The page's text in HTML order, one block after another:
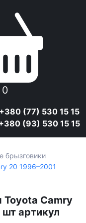
0
+380 (77) 530 15 15
(93) 530 15 15
брызговики
20 1996–2001
Toyota Camry
артикул